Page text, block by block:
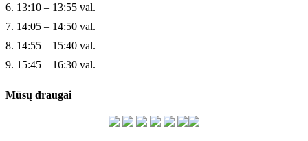
6. 13:10 – 13:55 val.
7. 14:05 – 14:50 val.
8. 14:55 – 15:40 val.
9. 15:45 – 16:30 val.
Mūsų draugai